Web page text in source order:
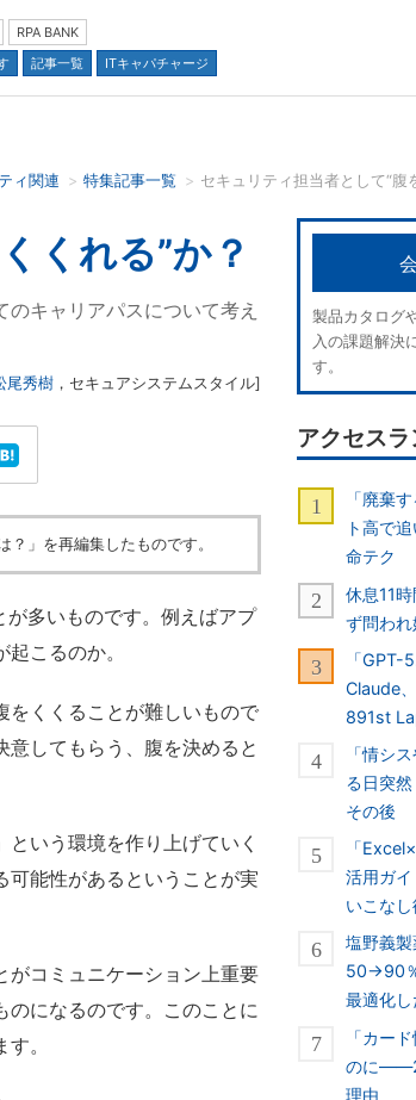
RPA BANK
記事一覧 ITキャパチャージ
コンテン
並び順：
ィ関連 特集記事一覧 セキュリティ担当者として“腹
くれる”か？
キャリアパスについて考え
尾秀樹 ， セキュアシステムスタイル]
」を再編集したものです。
多いものです。例えばアプ
こるのか。
くくることが難しいもので
してもらう、腹を決めると
いう環境を作り上げていく
可能性があるということが実
コミュニケーション上重要
のになるのです。このことに
。
製品カタログ
入の課題解決
す。
アクセス
「廃棄
ト高で
命テク
休息11
ず問われ
「
Claude
891st
「情シ
る日突
その後
「
活用ガ
いこなし
塩野義
50→90
最適化し
「カー
のに――2
理由